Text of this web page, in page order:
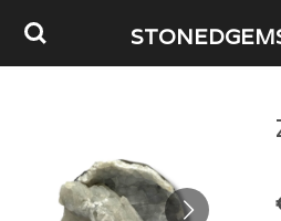
Ga
direct
hoofdinhoud